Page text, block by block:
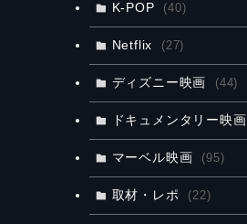
K-POP (40)
Netflix (27)
ディズニー映画 (44)
ドキュメンタリー映画
マーベル映画 (95)
取材・レポ (22)